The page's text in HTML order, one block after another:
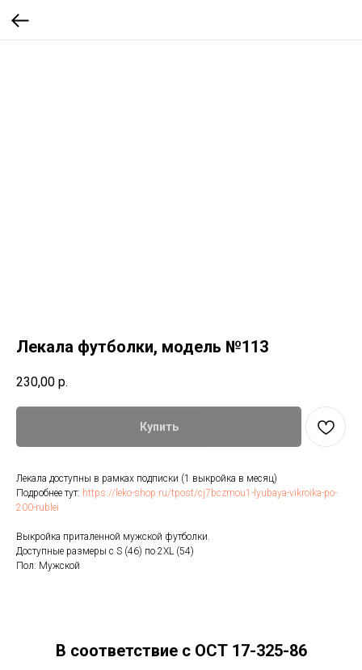
Лекала футболки, модель №113
230,00 р.
Купить
Лекала доступны в рамках подписки (1 выкройка в месяц)
Подробнее тут: https://leko-shop.ru/tpost/cj7bczmou1-lyubaya-vikroika-po-
200-rublei
Выкройка приталенной мужской футболки.
Доступные размеры с S (46) по 2XL (54)
Пол: Мужской
В соответствие с ОСТ 17-325-86